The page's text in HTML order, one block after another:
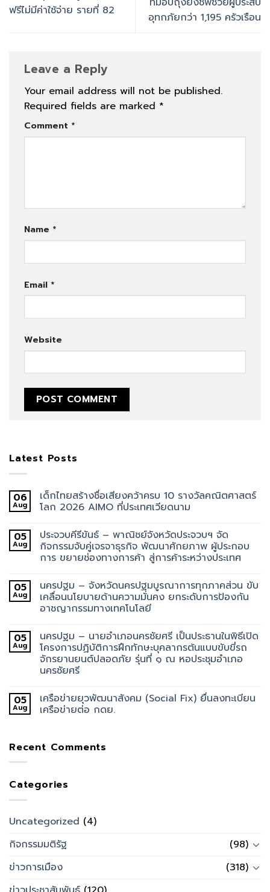
ฟรีไม่มีค่าใช้จ่าย รายที่ 82
อุทกภัยกว่า 1,195 ครัวเรือน
Leave a Reply
Your email address will not be published.
Required fields are marked *
Comment *
Name *
Email *
Website
Latest Posts
06
Aug
เด็กไทยสร้างชื่อเสียงคว้าครบ 10 รางวัลคณิตศาสตร์
โลก 2026 AIMO ที่ประเทศเวียดนาม
05
Aug
ประจวบคีรีขันธ์ – พาณิชย์จังหวัดประจวบฯ จัด
กิจกรรมจับคู่เจรจาธุรกิจ พัฒนาศักยภาพ ผู้ประกอบ
การ ขยายช่องทางการค้า สู่การค้าระหว่างประเทศ
05
Aug
นครปฐม – จังหวัดนครปฐมบูรณาการทุกภาคส่วน ขับ
เคลื่อนนโยบายด้านความมั่นคง ยกระดับการป้องกัน
อาชญากรรมทางเทคโนโลยี
05
Aug
นครปฐม – นายอำเภอนครชัยศรี เป็นประธานในพิธีเปิด
โครงการปฏิบัติการฝึกทักษะบุคลากรต้นแบบขับขี่รถ
จักรยานยนต์ปลอดภัย รุ่นที่ ๑ ณ หอประชุมอำเภอ
นครชัยศรี
05
Aug
เครือข่ายยุวพัฒนาสังคม (Social Fix) ยื่นลงทะเบียน
เครือข่ายต่อ กดย.
Recent Comments
Categories
Uncategorized (4)
กิจกรรมมติรัฐ
(98)
ข่าวการเมือง
(318)